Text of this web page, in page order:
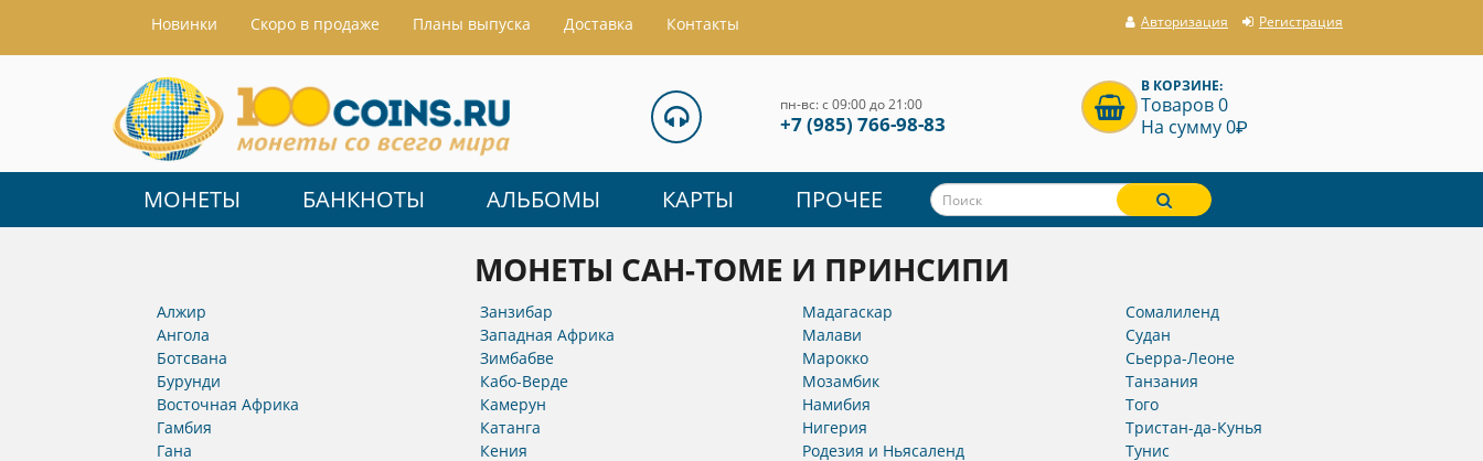
Hовинки Скоро в продаже Планы выпуска Доставка Контакты Авторизация Регистрация
пн-вс: с 09:00 до 21:00
+7 (985) 766-98-83
В КОРЗИНЕ:
Товаров 0
На сумму 0P
МОНЕТЫ БАНКНОТЫ АЛЬБОМЫ КАРТЫ ПРОЧЕЕ
МОНЕТЫ САН-ТОМЕ И ПРИНСИПИ
Алжир
Ангола
Ботсвана
Бурунди
Восточная Африка
Гамбия
Гана
Занзибар
Западная Африка
Зимбабве
Кабо-Верде
Камерун
Катанга
Кения
Мадагаскар
Малави
Марокко
Мозамбик
Намибия
Нигерия
Родезия и Ньясаленд
Сомалиленд
Судан
Сьерра-Леоне
Танзания
Того
Тристан-да-Кунья
Тунис